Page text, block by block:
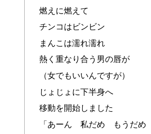
燃えに燃えて
チンコはビンビン
まんこは濡れ濡れ
熱く重なり合う男の唇が
（女でもいいんですが）
じょじょに下半身へ
移動を開始しました
「あーん 私だめ もうだめ